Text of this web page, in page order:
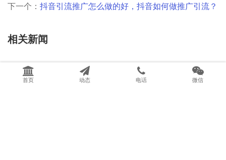
下一个： 抖音引流推广怎么做的好，抖音如何做推广引流？
相关新闻
可口可乐的4p营销战略，可口可乐公司4p营销策略？
首页 动态 电话 微信